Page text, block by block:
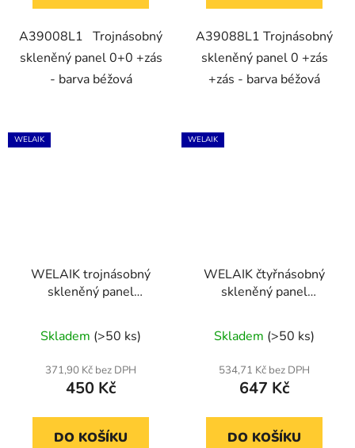
A39008L1 Trojnásobný
skleněný panel 0+0 +zás
- barva béžová
A39088L1 Trojnásobný
skleněný panel 0 +zás
+zás - barva béžová
WELAIK
WELAIK trojnásobný
skleněný panel
Skladem (>50 ks)
371,90 Kč bez DPH
450 Kč
DO KOŠÍKU
WELAIK
WELAIK čtyřnásobný
skleněný panel
creme
Skladem (>50 ks)
534,71 Kč bez DPH
647 Kč
DO KOŠÍKU